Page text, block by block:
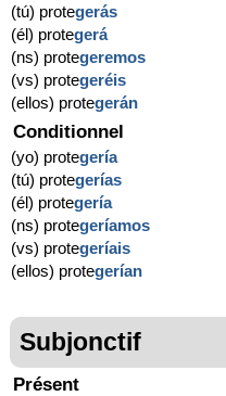
(tú) protegerás
(él) protegerá
(ns) protegeremos
(vs) protegeréis
(ellos) protegerán
Conditionnel
(yo) protegería
(tú) protegerías
(él) protegería
(ns) protegeríamos
(vs) protegeríais
(ellos) protegerían
Subjonctif
Présent